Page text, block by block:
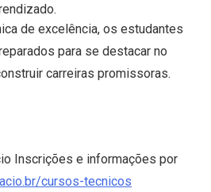
de excelência, os estudantes
para se destacar no
carreiras promissoras.
Inscrições e informações por
cursos-tecnicos